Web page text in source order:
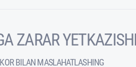
ZARAR
BILAN MASLAHATLASHING